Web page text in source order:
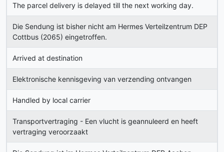
The parcel delivery is delayed till the next working day.
Die Sendung ist bisher nicht am Hermes Verteilzentrum DEP
Cottbus (2065) eingetroffen.
Arrived at destination
Elektronische kennisgeving van verzending ontvangen
Handled by local carrier
Transportvertraging - Een vlucht is geannuleerd en heeft
vertraging veroorzaakt